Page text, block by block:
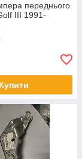
переднього
III 1991-
Купити